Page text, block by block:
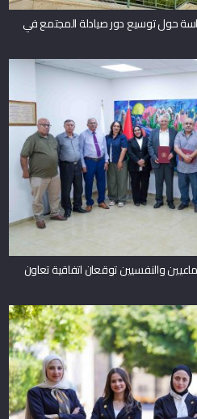
حول توسيع دور صيادلة المجتمع في
والنفسيين توقعان اتفاقية تعاون